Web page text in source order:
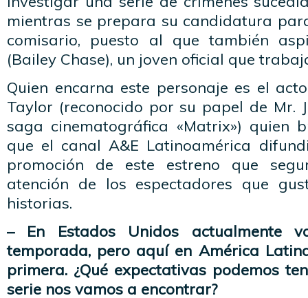
mientras se prepara su candidatura
comisario, puesto al que también
(Bailey Chase), un joven oficial que
Quien encarna este personaje es el
Taylor (reconocido por su papel de Mr.
saga cinematográfica «Matrix») quien
que el canal A&E Latinoamérica
promoción de este estreno que
atención de los espectadores que
historias.
– En Estados Unidos actualmente
temporada, pero aquí en América
primera. ¿Qué expectativas podemos
serie nos vamos a encontrar?